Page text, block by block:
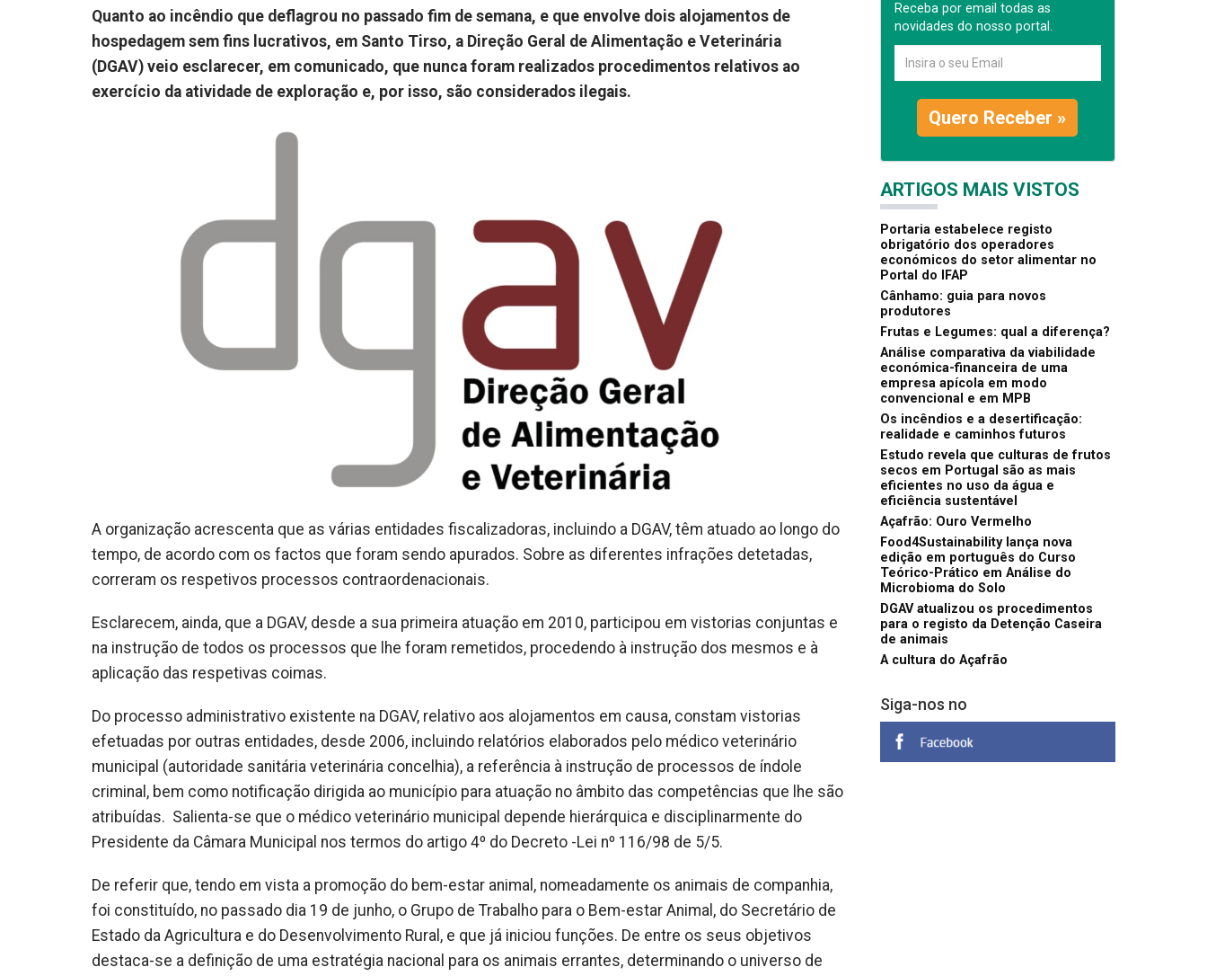
Quanto ao incêndio que deflagrou no passado fim de semana, e que envolve dois alojamentos de
hospedagem sem fins lucrativos, em Santo Tirso, a Direção Geral de Alimentação e Veterinária
(DGAV) veio esclarecer, em comunicado, que nunca foram realizados procedimentos relativos ao
exercício da atividade de exploração e, por isso, são considerados ilegais.
A organização acrescenta que as várias entidades fiscalizadoras, incluindo a DGAV, têm atuado ao longo do
tempo, de acordo com os factos que foram sendo apurados. Sobre as diferentes infrações detetadas,
correram os respetivos processos contraordenacionais.
Esclarecem, ainda, que a DGAV, desde a sua primeira atuação em 2010, participou em vistorias conjuntas e
na instrução de todos os processos que lhe foram remetidos, procedendo à instrução dos mesmos e à
aplicação das respetivas coimas.
Do processo administrativo existente na DGAV, relativo aos alojamentos em causa, constam vistorias
efetuadas por outras entidades, desde 2006, incluindo relatórios elaborados pelo médico veterinário
municipal (autoridade sanitária veterinária concelhia), a referência à instrução de processos de índole
criminal, bem como notificação dirigida ao município para atuação no âmbito das competências que lhe são
atribuídas. Salienta-se que o médico veterinário municipal depende hierárquica e disciplinarmente do
Presidente da Câmara Municipal nos termos do artigo 4º do Decreto -Lei nº 116/98 de 5/5.
De referir que, tendo em vista a promoção do bem-estar animal, nomeadamente os animais de companhia,
foi constituído, no passado dia 19 de junho, o Grupo de Trabalho para o Bem-estar Animal, do Secretário de
Estado da Agricultura e do Desenvolvimento Rural, e que já iniciou funções. De entre os seus objetivos
destaca-se a definição de uma estratégia nacional para os animais errantes, determinando o universo de
Receba por email todas as
novidades do nosso portal.
Quero Receber »
ARTIGOS MAIS VISTOS
Portaria estabelece registo
obrigatório dos operadores
económicos do setor alimentar no
Portal do IFAP
Cânhamo: guia para novos
produtores
Frutas e Legumes: qual a diferença?
Análise comparativa da viabilidade
económica-financeira de uma
empresa apícola em modo
convencional e em MPB
Os incêndios e a desertificação:
realidade e caminhos futuros
Estudo revela que culturas de frutos
secos em Portugal são as mais
eficientes no uso da água e
eficiência sustentável
Açafrão: Ouro Vermelho
Food4Sustainability lança nova
edição em português do Curso
Teórico-Prático em Análise do
Microbioma do Solo
DGAV atualizou os procedimentos
para o registo da Detenção Caseira
de animais
A cultura do Açafrão
Siga-nos no